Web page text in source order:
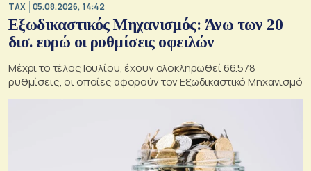
TAX 05.08.2026, 14:42
Εξωδικαστικός Μηχανισμός: Άνω των 20
δισ. ευρώ οι ρυθμίσεις οφειλών
Μέχρι το τέλος Ιουλίου, έχουν ολοκληρωθεί 66.578
ρυθμίσεις, οι οποίες αφορούν τον Εξωδικαστικό Μηχανισμό